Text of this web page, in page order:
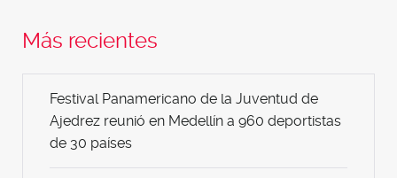
Más recientes
Festival Panamericano de la Juventud de
Ajedrez reunió en Medellín a 960 deportistas
de 30 países